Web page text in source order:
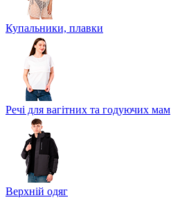
Купальники, плавки
Речі для вагітних та годуючих мам
Верхній одяг